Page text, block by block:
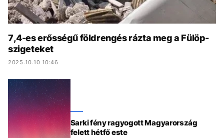
GASZTRO
7,4-es erősségű földrengés rázta meg a Fülöp-
szigeteket
2025.10.10 10:46
Sarki fény ragyogott Magyarország
felett hétfő este